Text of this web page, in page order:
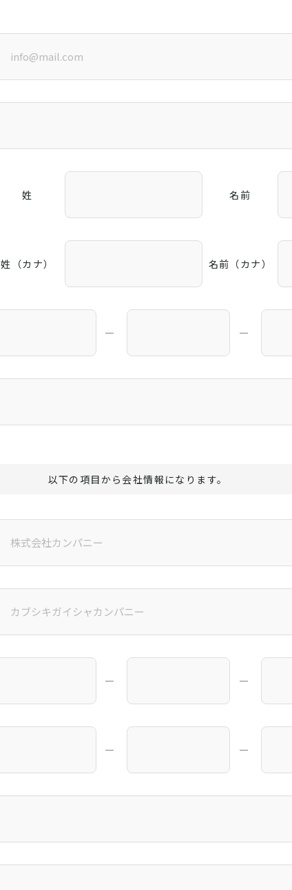
姓 名前
姓（カナ） 名前（カナ）
― ―
以下の項目から会社情報になります。
― ―
― ―